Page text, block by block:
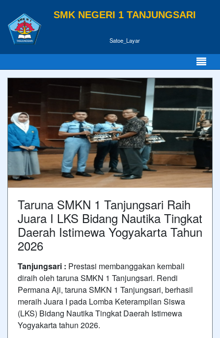
SMK NEGERI 1 TANJUNGSARI
Satoe_Layar
Taruna SMKN 1 Tanjungsari Raih
Juara I LKS Bidang Nautika Tingkat
Daerah Istimewa Yogyakarta Tahun
2026
Tanjungsari : Prestasi membanggakan kembali
diraih oleh taruna SMKN 1 Tanjungsari. Rendi
Permana Aji, taruna SMKN 1 Tanjungsari, berhasil
meraih Juara I pada Lomba Keterampilan Siswa
(LKS) Bidang Nautika Tingkat Daerah Istimewa
Yogyakarta tahun 2026.